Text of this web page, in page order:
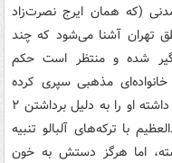
(که همان ایرج نصرت‌زاد
تهران آشنا می‌شود که چند
شده و منتظر است حکم
مذهبی سپری کرده
است. وقتی پسری کوچک بود، پدرش قصد داشته او را به دلیل برداشتن ۲
با ترکه‌های آلبالو تنبیه
اما هرگز دستش به خون